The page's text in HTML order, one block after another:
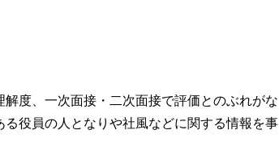
度、一次面接・二次面接で評価とのぶれがな
役員の人となりや社風などに関する情報を事